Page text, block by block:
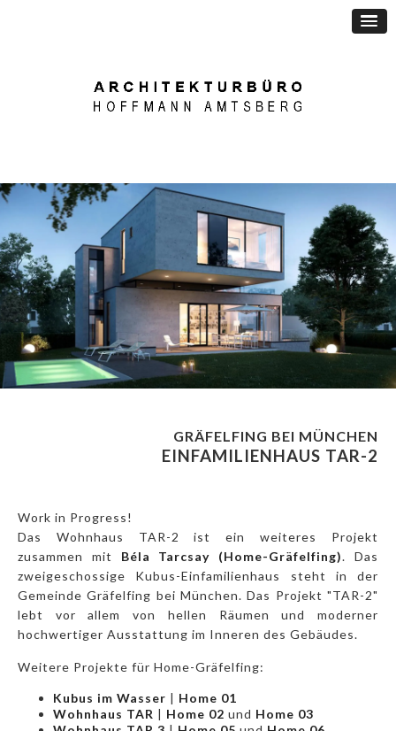
GRÄFELFING BEI MÜNCHEN
EINFAMILIENHAUS TAR-2
Work in Progress!
Das Wohnhaus TAR-2 ist ein weiteres Projekt
zusammen mit Béla Tarcsay (Home-Gräfelfing). Das
zweigeschossige Kubus-Einfamilienhaus steht in der
Gemeinde Gräfelfing bei München. Das Projekt "TAR-2"
lebt vor allem von hellen Räumen und moderner
hochwertiger Ausstattung im Inneren des Gebäudes.
Weitere Projekte für Home-Gräfelfing:
Kubus im Wasser | Home 01
Wohnhaus TAR | Home 02 und Home 03